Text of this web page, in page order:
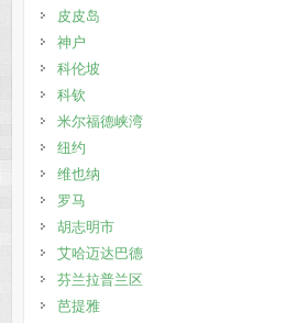
皮皮岛
神户
科伦坡
科钦
米尔福德峡湾
纽约
维也纳
罗马
胡志明市
艾哈迈达巴德
芬兰拉普兰区
芭提雅